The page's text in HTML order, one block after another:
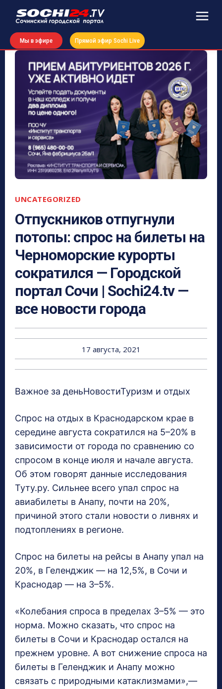
Мы в эфире Прямой эфир Sochi Live
UNCATEGORIZED
Отпускников отпугнули
потопы: спрос на билеты на
Черноморские курорты
сократился — Городской
портал Сочи | Sochi24.tv —
все новости города
17 августа, 2021
Важное за деньНовостиТуризм и отдых
Спрос на отдых в Краснодарском крае в
середине августа сократился на 5–20% в
зависимости от города по сравнению со
спросом в конце июля и начале августа.
Об этом говорят данные исследования
Туту.ру. Сильнее всего упал спрос на
авиабилеты в Анапу, почти на 20%,
причиной этого стали новости о ливнях и
подтоплениях в регионе.
Спрос на билеты на рейсы в Анапу упал на
20%, в Геленджик — на 12,5%, в Сочи и
Краснодар — на 3–5%.
«Колебания спроса в пределах 3–5% — это
норма. Можно сказать, что спрос на
билеты в Сочи и Краснодар остался на
прежнем уровне. А вот снижение спроса на
билеты в Геленджик и Анапу можно
связать с природными катаклизмами»,—